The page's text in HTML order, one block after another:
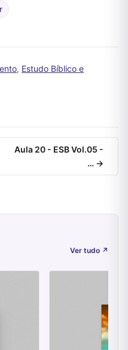
, Estudo Bíblico e
Aula 20 - ESB Vol.05 -
… →
Ver tudo ↗